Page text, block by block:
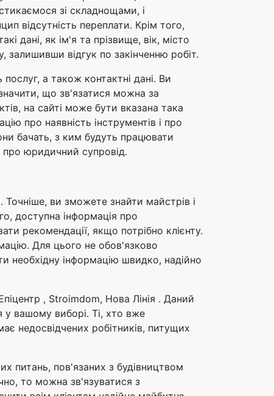
зі складнощами, і
відсутність переплати. Крім того,
дані, як ім'я та прізвище, вік, місто
залишивши відгук по закінченню робіт.
а також контактні дані. Ви
що зв'язатися можна за
на сайті може бути вказана така
про наявність інструментів і про
бачать, з ким будуть працювати
про юридичний супровід.
ви зможете знайти майстрів і
доступна інформація про
рекомендації, якщо потрібно клієнту.
Для цього не обов'язково
необхідну інформацію швидко, надійно
, Stroimdom, Нова Лінія . Даний
у вашому виборі. Ті, хто вже
недосвідчених робітників, питущих
питань, пов'язаних з будівництвом
то можна зв'язуватися з